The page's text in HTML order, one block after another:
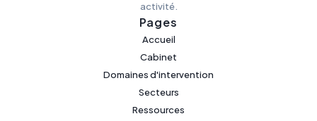
activité.
Pages
Accueil
Cabinet
Domaines d'intervention
Secteurs
Ressources